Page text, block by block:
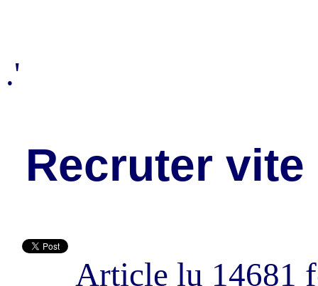
.'
Recruter
Article lu 14681